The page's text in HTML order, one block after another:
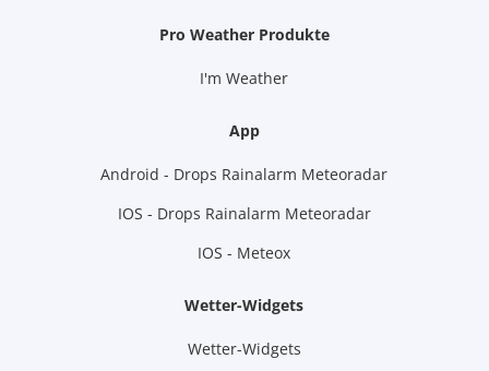
Pro Weather Produkte
I'm Weather
App
Android - Drops Rainalarm Meteoradar
IOS - Drops Rainalarm Meteoradar
IOS - Meteox
Wetter-Widgets
Wetter-Widgets